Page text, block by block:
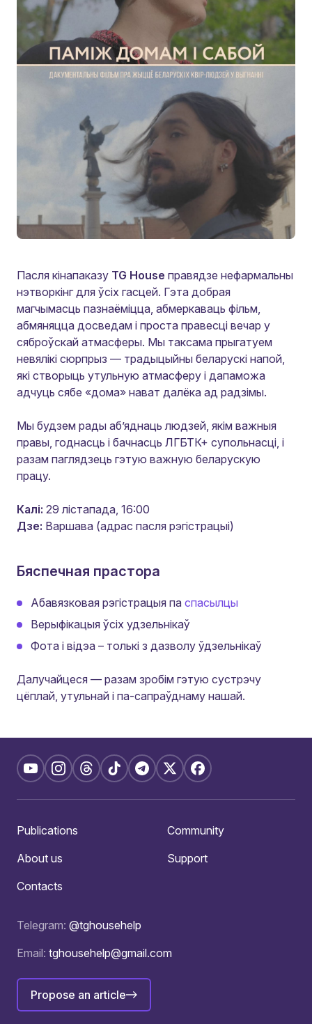
Пасля кінапаказу TG House правядзе нефармальны
нэтворкінг для ўсіх гасцей. Гэта добрая
магчымасць пазнаёміцца, абмеркаваць фільм,
абмяняцца досведам і проста правесці вечар у
сяброўскай атмасферы. Мы таксама прыгатуем
невялікі сюрпрыз — традыцыйны беларускі напой,
які створыць утульную атмасферу і дапаможа
адчуць сябе «дома» нават далёка ад радзімы.
Мы будзем рады аб’яднаць людзей, якім важныя
правы, годнасць і бачнасць ЛГБТК+ супольнасці, і
разам паглядзець гэтую важную беларускую
працу.
Калі: 29 лістапада, 16:00
Дзе: Варшава (адрас пасля рэгістрацыі)
Бяспечная прастора
Абавязковая рэгістрацыя па спасылцы
Верыфікацыя ўсіх удзельнікаў
Фота і відэа – толькі з дазволу ўдзельнікаў
Далучайцеся — разам зробім гэтую сустрэчу
цёплай, утульнай і па-сапраўднаму нашай.
Telegram: @tghousehelp
Email: tghousehelp@gmail.com
Propose an article
Publications
Community
About us
Support
Contacts